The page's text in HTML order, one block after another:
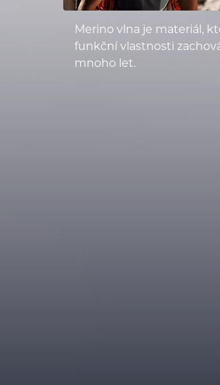
Merino vlna je materiál,
funkční vlastnosti
mnoho let.